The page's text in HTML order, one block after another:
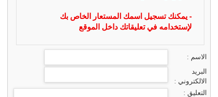
- يمكنك تسجيل اسمك المستعار الخاص بك
لإستخدامه في تعليقاتك داخل الموقع
الاسم :
البريد
الالكتروني :
التعليق :